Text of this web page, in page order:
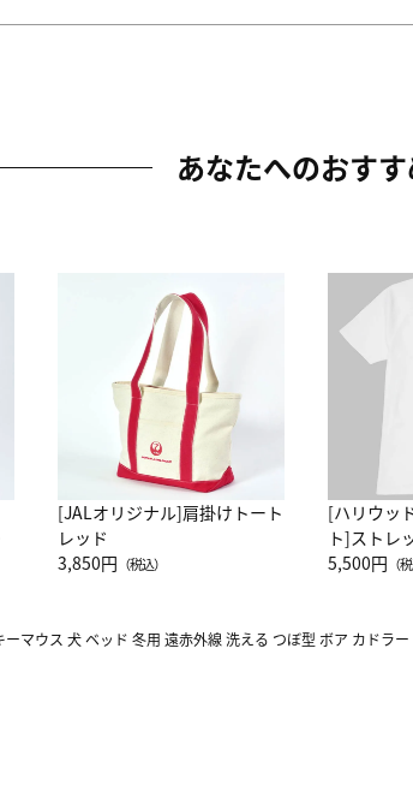
あなたへのおす
[JALオリジナル]肩掛けトート
レッド
3,850円 （税込）
[ハリウッ
ト]ストレ
ーネック
5,500円 （
マウス 犬 ベッド 冬用 遠赤外線 洗える つぼ型 ボア カドラ